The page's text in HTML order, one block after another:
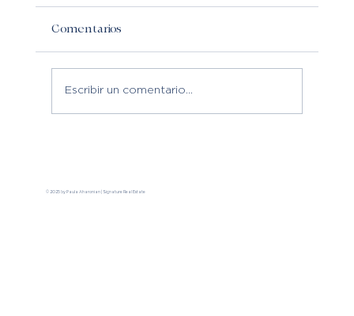
Comentarios
Escribir un comentario...
© 2025 by Paula Aharonian | Signature Real Estate